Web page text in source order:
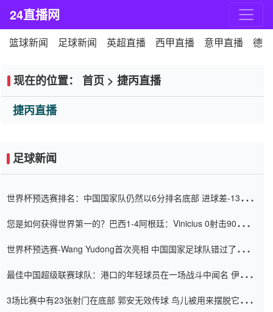
24直播网
篮球新闻 足球新闻 英超直播 西甲直播 意甲直播 德
现在的位置： 首页 > 捷丙直播
捷丙直播
足球新闻
世界杯预选赛排名：中国国家队仍然以6分排名底部 进球差-13令人
您是如何获得世界第一的？巴西1-4阿根廷：Vinicius 0射击90分钟
世界杯预选赛-Wang Yudong首次亮相 中国国家足球队错过了世界
最佳中国超级联赛球队：港口的年轻球员在一场战斗中闻名 伊万放
3场比赛中有23张射门在底部 郭安无效传球 鸟儿被用来摆脱它